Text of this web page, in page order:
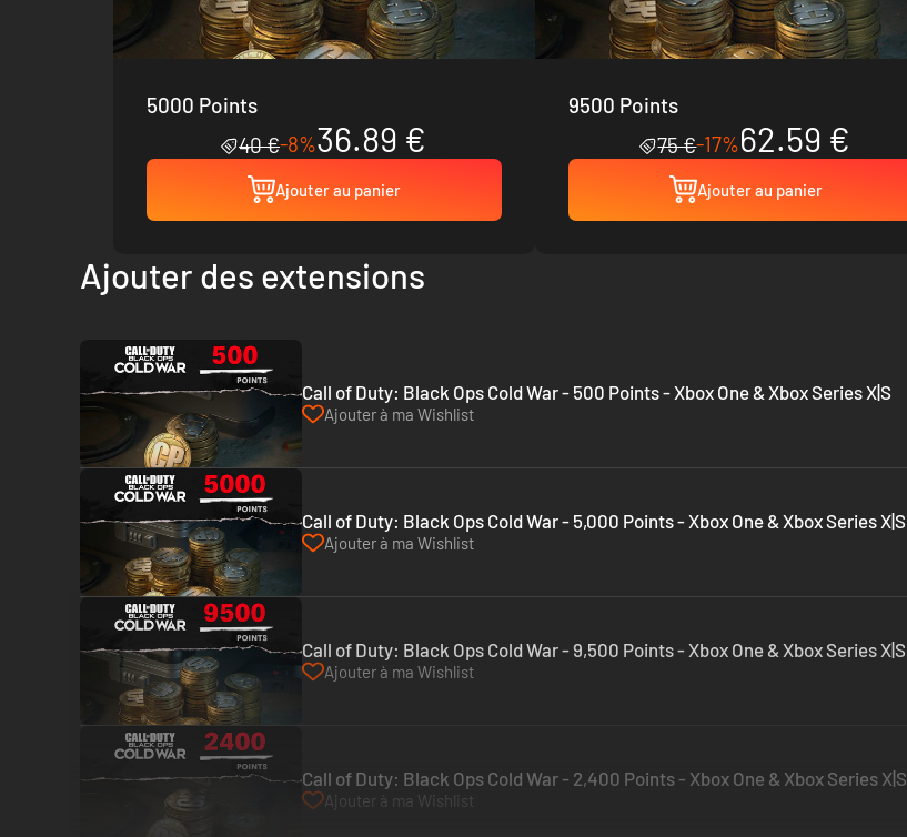
5000 Points
40 €-8%36.89 €
Ajouter au panier
9500 Points
75 €-17%62.59 €
Ajouter au panier
Ajouter des extensions
Call of Duty: Black Ops Cold War - 500 Points - Xbox One & Xbox Series X|S
Ajouter à ma Wishlist
Call of Duty: Black Ops Cold War - 5,000 Points - Xbox One & Xbox Series X|S
Ajouter à ma Wishlist
Call of Duty: Black Ops Cold War - 9,500 Points - Xbox One & Xbox Series X|S
Ajouter à ma Wishlist
Call of Duty: Black Ops Cold War - 2,400 Points - Xbox One & Xbox Series X|S
Ajouter à ma Wishlist